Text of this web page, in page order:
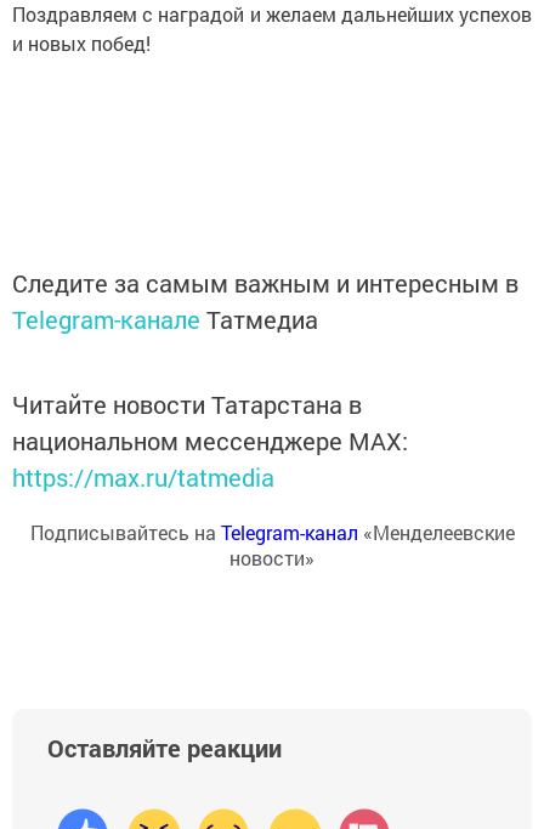
Поздравляем с наградой и желаем дальнейших успехов
и новых побед!
Следите за самым важным и интересным в
Telegram-канале Татмедиа
Читайте новости Татарстана в
национальном мессенджере MАХ:
https://max.ru/tatmedia
Подписывайтесь на Telegram-канал «Менделеевские
новости»
Оставляйте реакции